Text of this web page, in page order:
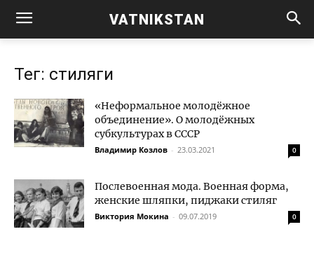
VATNIKSTAN
Тег: стиляги
«Неформальное молодёжное
объединение». О молодёжных
субкультурах в СССР
Владимир Козлов - 23.03.2021 0
Послевоенная мода. Военная форма,
женские шляпки, пиджаки стиляг
Виктория Мокина - 09.07.2019 0